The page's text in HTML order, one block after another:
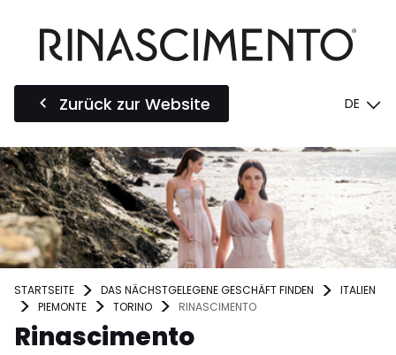
Zurück zur Website DE
STARTSEITE DAS NÄCHSTGELEGENE GESCHÄFT FINDEN
ITALIEN
PIEMONTE
TORINO RINASCIMENTO
Rinascimento